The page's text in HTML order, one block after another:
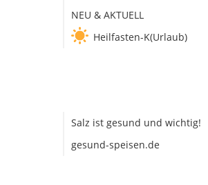
NEU & AKTUELL
Heilfasten-K(Urlaub)
Salz ist gesund und wichtig!
gesund-speisen.de